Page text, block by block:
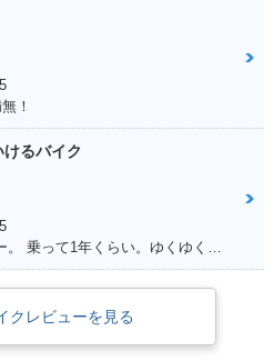
！
るバイク
満足ポイント:マフラー音、カラー。 乗って1年くらい。ゆくゆくはハーレーに！通勤で使ってる。 ショック、ハンドル周りをカスタムしていきたい。
クレビューを見る